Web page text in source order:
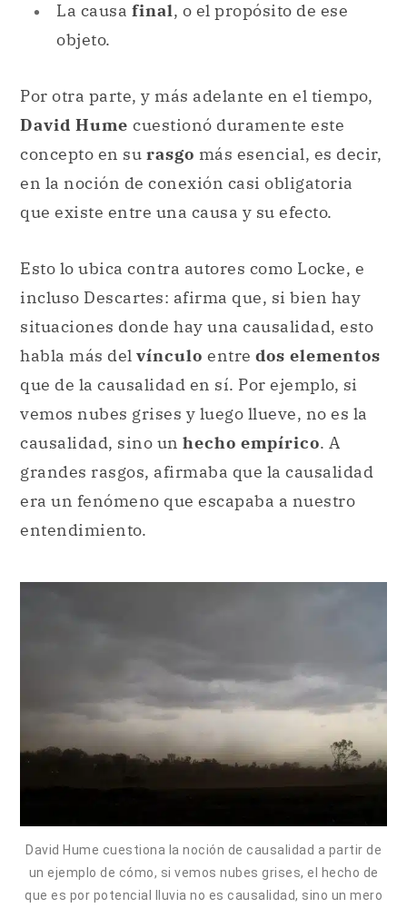
La causa final, o el propósito de ese
objeto.
Por otra parte, y más adelante en el tiempo,
David Hume cuestionó duramente este
concepto en su rasgo más esencial, es decir,
en la noción de conexión casi obligatoria
que existe entre una causa y su efecto.
Esto lo ubica contra autores como Locke, e
incluso Descartes: afirma que, si bien hay
situaciones donde hay una causalidad, esto
habla más del vínculo entre dos elementos
que de la causalidad en sí. Por ejemplo, si
vemos nubes grises y luego llueve, no es la
causalidad, sino un hecho empírico. A
grandes rasgos, afirmaba que la causalidad
era un fenómeno que escapaba a nuestro
entendimiento.
David Hume cuestiona la noción de causalidad a partir de
un ejemplo de cómo, si vemos nubes grises, el hecho de
que es por potencial lluvia no es causalidad, sino un mero